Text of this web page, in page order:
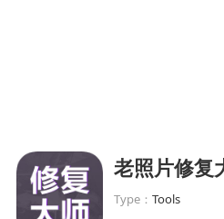
老照片修复
Type：Tools